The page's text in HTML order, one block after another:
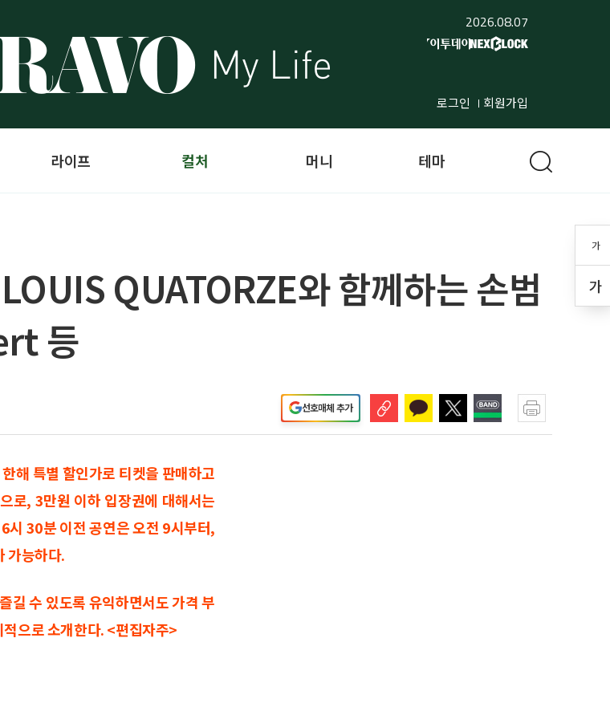
2026.08.07
로그인 회원가입
가
가
라이프 컬처 머니 테마
QUATORZE와 함께하는 손범
등
선호매체 추가
해 특별 할인가로 티켓을 판매하고
로, 3만원 이하 입장권에 대해서는
시 30분 이전 공연은 오전 9시부터,
가능하다.
길 수 있도록 유익하면서도 가격 부
으로 소개한다. <편집자주>